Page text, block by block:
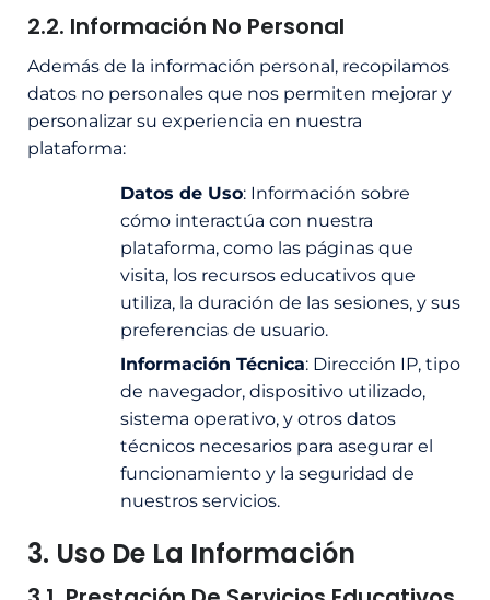
2.2. Información No Personal
Además de la información personal, recopilamos
datos no personales que nos permiten mejorar y
personalizar su experiencia en nuestra
plataforma:
Datos de Uso: Información sobre
cómo interactúa con nuestra
plataforma, como las páginas que
visita, los recursos educativos que
utiliza, la duración de las sesiones, y sus
preferencias de usuario.
Información Técnica: Dirección IP, tipo
de navegador, dispositivo utilizado,
sistema operativo, y otros datos
técnicos necesarios para asegurar el
funcionamiento y la seguridad de
nuestros servicios.
3. Uso De La Información